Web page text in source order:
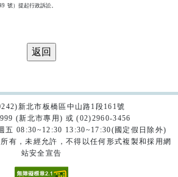
號）提起行政訴訟。
新北市板橋區中山路1段161號
(新北市專用) 或 (02)2960-3456
五 08:30~12:30 13:30~17:30(國定假日除外)
有，未經允許，不得以任何形式複製和採用網
站安全宣告